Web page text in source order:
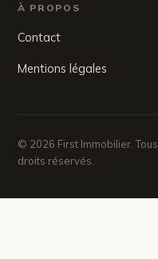
À PROPOS
Contact
Mentions légales
© 2026 First Immobilier. Tous
droits réservés.